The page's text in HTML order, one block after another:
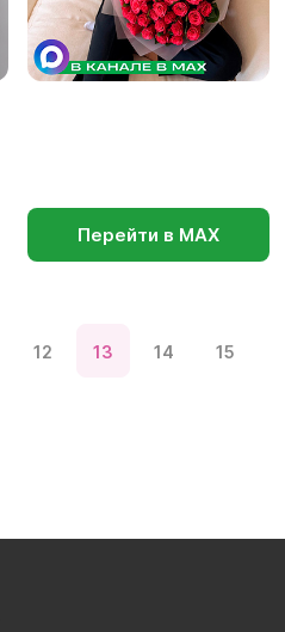
Перейти в МАХ
12 13 14 15